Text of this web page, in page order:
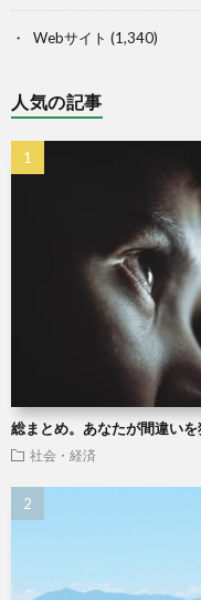
Webサイト (1,340)
人気の記事
総まとめ。あなたが間違い
社会・経済